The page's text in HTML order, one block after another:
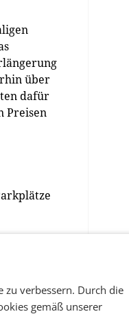
über
dafür
Preisen
geht, mit
zu verbessern. Durch die
gemäß unserer